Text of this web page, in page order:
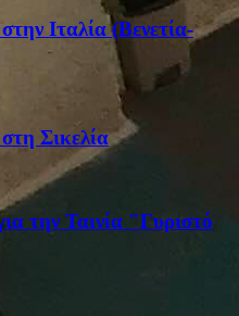
Ιταλία (Βενετία-
Σικελία
την Ταινία "Γυριστό